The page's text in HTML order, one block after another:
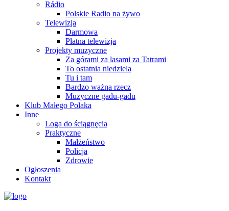
Rádio
Polskie Radio na żywo
Telewizja
Darmowa
Płatna telewizja
Projekty muzyczne
Za górami za lasami za Tatrami
To ostatnia niedziela
Tu i tam
Bardzo ważna rzecz
Muzyczne gadu-gadu
Klub Małego Polaka
Inne
Loga do ściągnęcia
Praktyczne
Małżeństwo
Policja
Zdrowie
Ogłoszenia
Kontakt